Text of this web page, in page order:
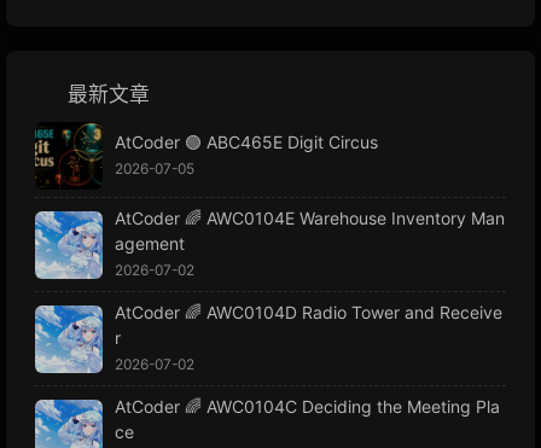
最新文章
AtCoder 🟢 ABC465E Digit Circus
2026-07-05
AtCoder 🌈 AWC0104E Warehouse Inventory Man
agement
2026-07-02
AtCoder 🌈 AWC0104D Radio Tower and Receive
r
2026-07-02
AtCoder 🌈 AWC0104C Deciding the Meeting Pla
ce